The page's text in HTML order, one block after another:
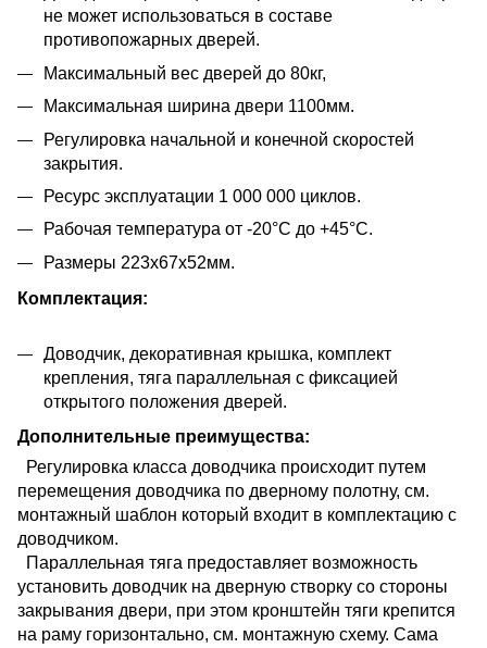
не может использоваться в составе
противопожарных дверей.
Максимальный вес дверей до 80кг,
Максимальная ширина двери 1100мм.
Регулировка начальной и конечной скоростей
закрытия.
Ресурс эксплуатации 1 000 000 циклов.
Рабочая температура от -20°С до +45°С.
Размеры 223х67х52мм.
Комплектация:
Доводчик, декоративная крышка, комплект
крепления, тяга параллельная с фиксацией
открытого положения дверей.
Дополнительные преимущества:
Регулировка класса доводчика происходит путем
перемещения доводчика по дверному полотну, см.
монтажный шаблон который входит в комплектацию с
доводчиком.
Параллельная тяга предоставляет возможность
установить доводчик на дверную створку со стороны
закрывания двери, при этом кронштейн тяги крепится
на раму горизонтально, см. монтажную схему. Сама